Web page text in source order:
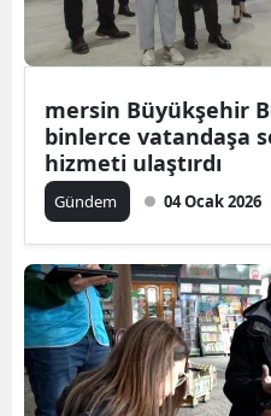
mersin Büyükşehir
binlerce vatandaşa
hizmeti ulaştırdı
Gündem 04 Ocak 2026